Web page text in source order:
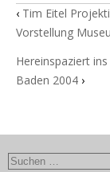
‹ Tim Eitel
Vorstellung
Hereinspaziert
Baden 2004 ›